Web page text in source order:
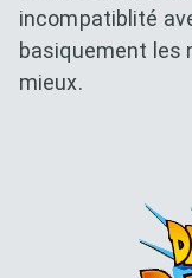
incompatiblité
basiquement les
mieux.